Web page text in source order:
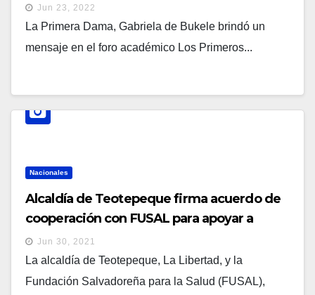
Jun 23, 2022
La Primera Dama, Gabriela de Bukele brindó un
mensaje en el foro académico Los Primeros...
Nacionales
Alcaldía de Teotepeque firma acuerdo de
cooperación con FUSAL para apoyar a
mujeres embarazadas
Jun 30, 2021
La alcaldía de Teotepeque, La Libertad, y la
Fundación Salvadoreña para la Salud (FUSAL),